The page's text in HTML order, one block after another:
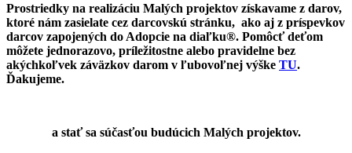
Prostriedky na realizáciu Malých projektov získavame z darov,
ktoré nám zasielate cez darcovskú stránku, ako aj z príspevkov
darcov zapojených do Adopcie na diaľku®. Pomôcť deťom
môžete jednorazovo, príležitostne alebo pravidelne bez
akýchkoľvek záväzkov darom v ľubovoľnej výške TU.
Ďakujeme.
a stať sa súčasťou budúcich Malých projektov.